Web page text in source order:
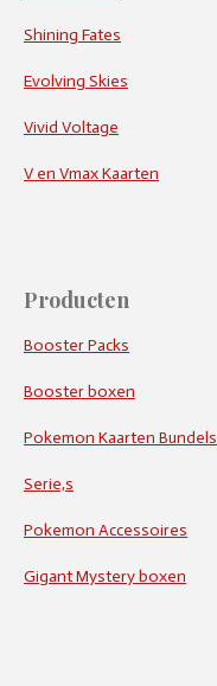
Shining Fates
Evolving Skies
Vivid Voltage
V en Vmax Kaarten
Producten
Booster Packs
Booster boxen
Pokemon Kaarten Bundels
Serie,s
Pokemon Accessoires
Gigant Mystery boxen